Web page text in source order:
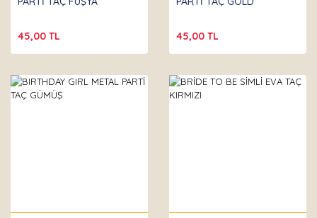
45,00 TL 45,00 TL